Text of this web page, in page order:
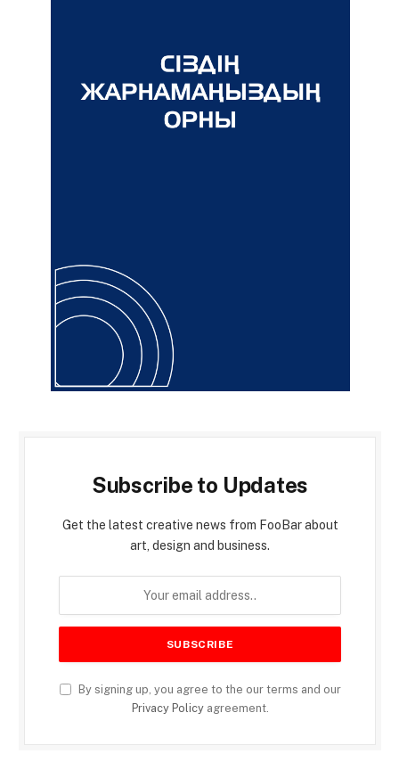
Subscribe to Updates
Get the latest creative news from FooBar about
art, design and business.
By signing up, you agree to the our terms and our
Privacy Policyagreement.